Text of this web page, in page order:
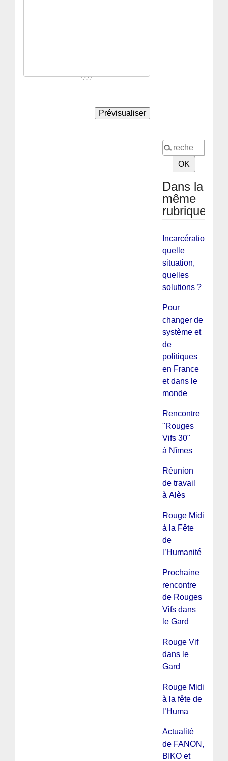
Dans la
même
rubrique
Incarcération
quelle
situation,
quelles
solutions ?
Pour
changer de
système et
de
politiques
en France
et dans le
monde
Rencontre
"Rouges
Vifs 30"
à Nîmes
Réunion
de travail
à Alès
Rouge Midi
à la Fête
de
l’Humanité
Prochaine
rencontre
de Rouges
Vifs dans
le Gard
Rouge Vif
dans le
Gard
Rouge Midi
à la fête de
l’Huma
Actualité
de FANON,
BIKO et